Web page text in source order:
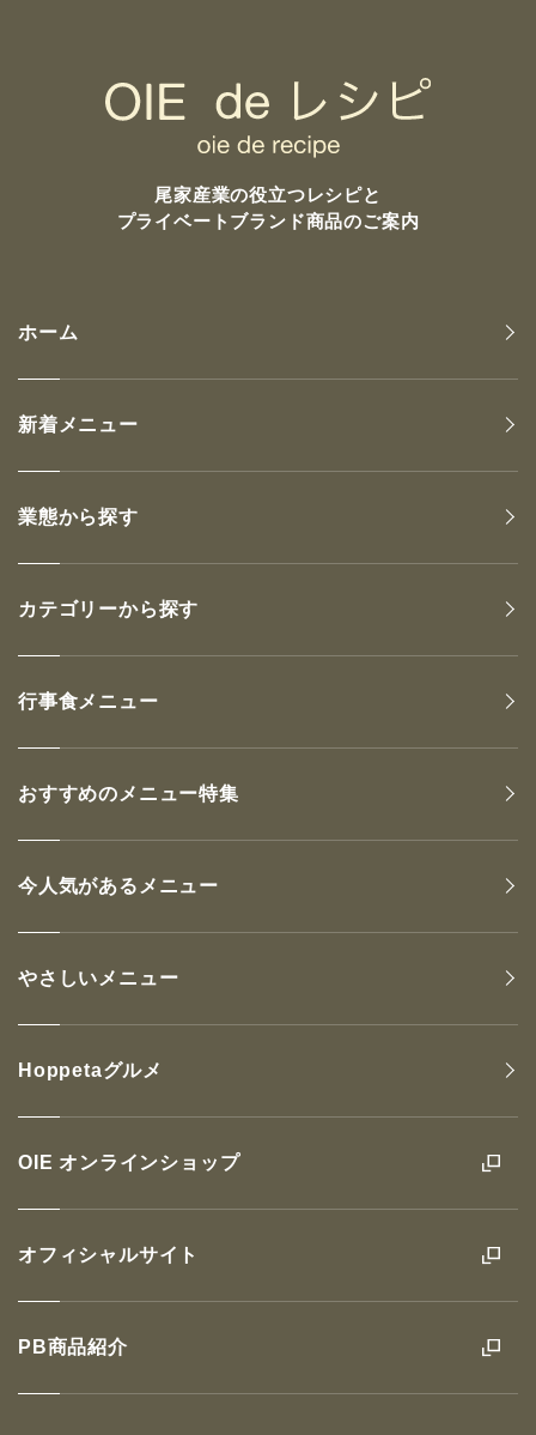
尾家産業の役立つレシピと
プライベートブランド商品のご案内
OIE オンラインショップ
オフィシャルサイト
PB商品紹介
ホーム
新着メニュー
業態から探す
カテゴリーから探す
行事食メニュー
おすすめのメニュー特集
今人気があるメニュー
やさしいメニュー
Hoppetaグルメ